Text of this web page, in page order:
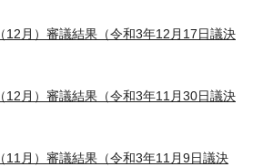
12月）審議結果（令和3年12月17日議決
12月）審議結果（令和3年11月30日議決
11月）審議結果（令和3年11月9日議決